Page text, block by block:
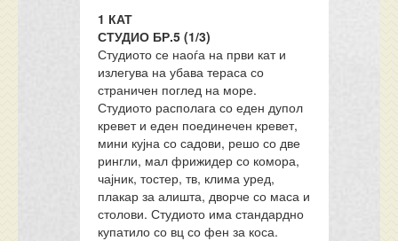
1 КАТ
СТУДИО БР.5 (1/3)
Студиото се наоѓа на први кат и
излегува на убава тераса со
страничен поглед на море.
Студиото располага со еден дупол
кревет и еден поединечен кревет,
мини кујна со садови, решо со две
рингли, мал фрижидер со комора,
чајник, тостер, тв, клима уред,
плакар за алишта, дворче со маса и
столови. Студиото има стандардно
купатило со вц со фен за коса.